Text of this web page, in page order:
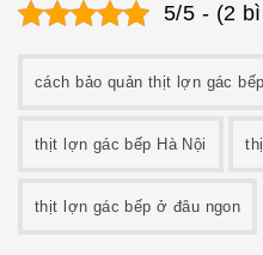
5/5 - (2
cách bảo quản thịt lợn gác bếp
thịt lợn gác bếp Hà Nội
thịt lợn gác bếp ở đâu ngon